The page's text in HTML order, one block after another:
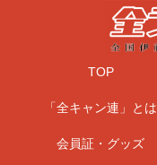
TOP
「全キャン連」とは
会員証・グッズ